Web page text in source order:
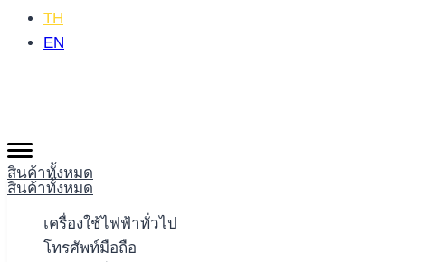
TH
EN
สินค้าทั้งหมด
สินค้าทั้งหมด
เครื่องใช้ไฟฟ้าทั่วไป
โทรศัพท์มือถือ